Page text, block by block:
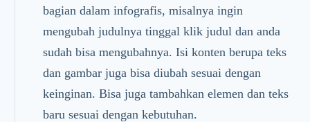
bagian dalam infografis, misalnya ingin
mengubah judulnya tinggal klik judul dan anda
sudah bisa mengubahnya. Isi konten berupa teks
dan gambar juga bisa diubah sesuai dengan
keinginan. Bisa juga tambahkan elemen dan teks
baru sesuai dengan kebutuhan.